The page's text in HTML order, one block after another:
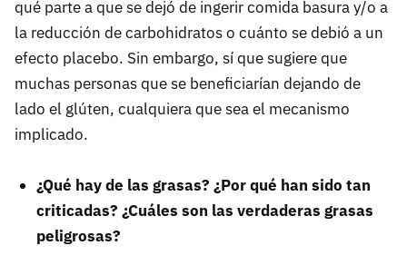
qué parte a que se dejó de ingerir comida basura y/o a
la reducción de carbohidratos o cuánto se debió a un
efecto placebo. Sin embargo, sí que sugiere que
muchas personas que se beneficiarían dejando de
lado el glúten, cualquiera que sea el mecanismo
implicado.
¿Qué hay de las grasas? ¿Por qué han sido tan
criticadas? ¿Cuáles son las verdaderas grasas
peligrosas?